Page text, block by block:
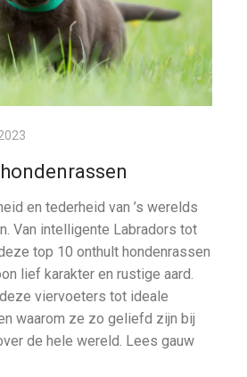
en tederheid van ’s werelds
Van intelligente Labradors tot
top 10 onthult hondenrassen
lief karakter en rustige aard.
viervoeters tot ideale
waarom ze zo geliefd zijn bij
de hele wereld. Lees gauw